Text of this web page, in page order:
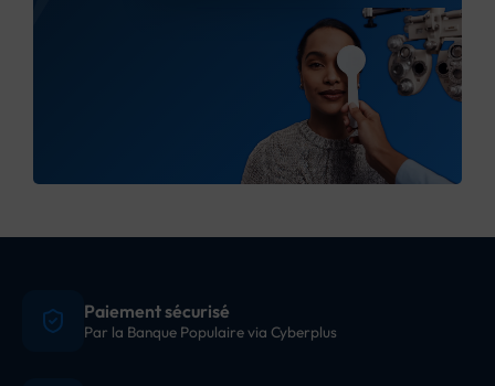
Paiement sécurisé
Par la Banque Populaire via Cyberplus